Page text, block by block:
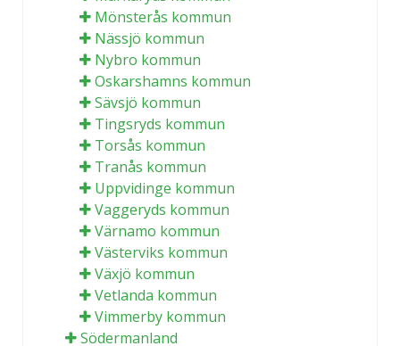
Mönsterås kommun
Nässjö kommun
Nybro kommun
Oskarshamns kommun
Sävsjö kommun
Tingsryds kommun
Torsås kommun
Tranås kommun
Uppvidinge kommun
Vaggeryds kommun
Värnamo kommun
Västerviks kommun
Växjö kommun
Vetlanda kommun
Vimmerby kommun
Södermanland